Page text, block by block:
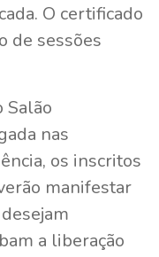
O certificado
de sessões
Salão
nas
os inscritos
manifestar
a liberação